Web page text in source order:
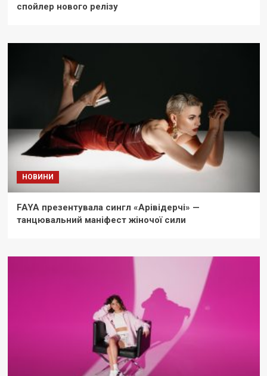
спойлер нового релізу
НОВИНИ
FAYA презентувала сингл «Арівідерчі» —
танцювальний маніфест жіночої сили